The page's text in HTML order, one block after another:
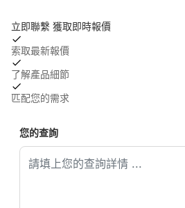
立即聯繫 獲取即時報價
索取最新報價
了解產品細節
匹配您的需求
您的查詢